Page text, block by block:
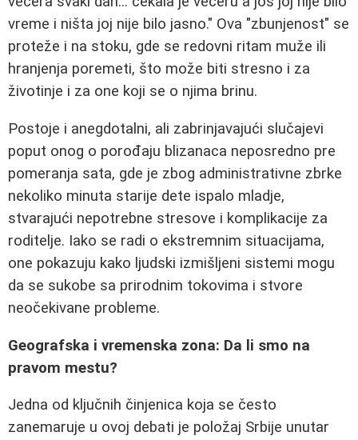
vreme i ništa joj nije bilo jasno." Ova "zbunjenost" se
proteže i na stoku, gde se redovni ritam muže ili
hranjenja poremeti, što može biti stresno i za
životinje i za one koji se o njima brinu.
Postoje i anegdotalni, ali zabrinjavajući slučajevi
poput onog o porođaju blizanaca neposredno pre
pomeranja sata, gde je zbog administrativne zbrke
nekoliko minuta starije dete ispalo mladje,
stvarajući nepotrebne stresove i komplikacije za
roditelje. Iako se radi o ekstremnim situacijama,
one pokazuju kako ljudski izmišljeni sistemi mogu
da se sukobe sa prirodnim tokovima i stvore
neočekivane probleme.
Geografska i vremenska zona: Da li smo na
pravom mestu?
Jedna od ključnih činjenica koja se često
zanemaruje u ovoj debati je položaj Srbije unutar